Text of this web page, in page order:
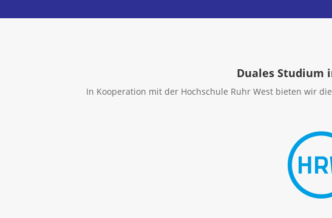
Duales Studium
In Kooperation mit der Hochschule Ruhr West bieten wir